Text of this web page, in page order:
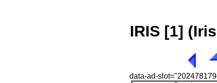
IRIS [1]
data-ad-